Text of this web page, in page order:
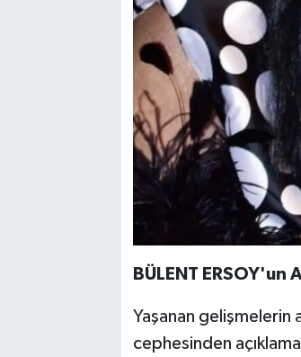
BÜLENT ERSOY'un
Yaşanan gelişmelerin
cephesinden